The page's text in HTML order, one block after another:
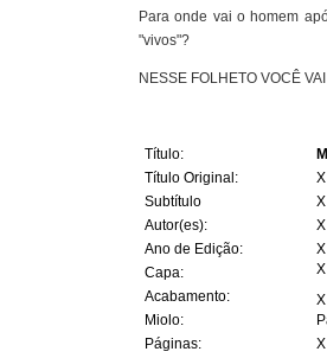
Para onde vai o homem
"vivos"?
NESSE FOLHETO VOCÊ
Título:
Título Original:
X
Subtítulo
X
Autor(es):
X
Ano de Edição:
X
Capa:
X
Acabamento:
X
Miolo:
Páginas:
X